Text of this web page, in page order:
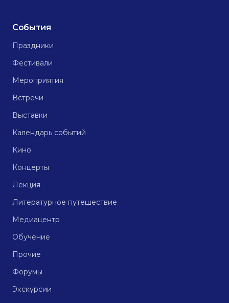
События
Праздники
Фестивали
Мероприятия
Встречи
Выставки
Календарь событий
Кино
Концерты
Лекция
Литературное путешествие
Медиацентр
Обучение
Прочие
Форумы
Экскурсии